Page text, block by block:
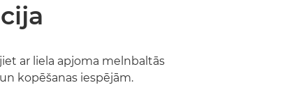
ar liela apjoma melnbaltās
kopēšanas iespējām.